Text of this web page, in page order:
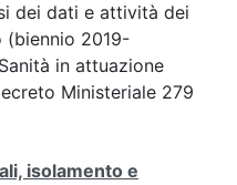
dei dati e attività dei
(biennio 2019-
in attuazione
Ministeriale 279
isolamento e